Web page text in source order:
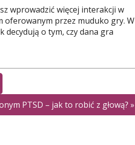
wprowadzić więcej interakcji w
oferowanym przez muduko gry. W
o tym, czy dana gra
PTSD – jak to robić z głową? »